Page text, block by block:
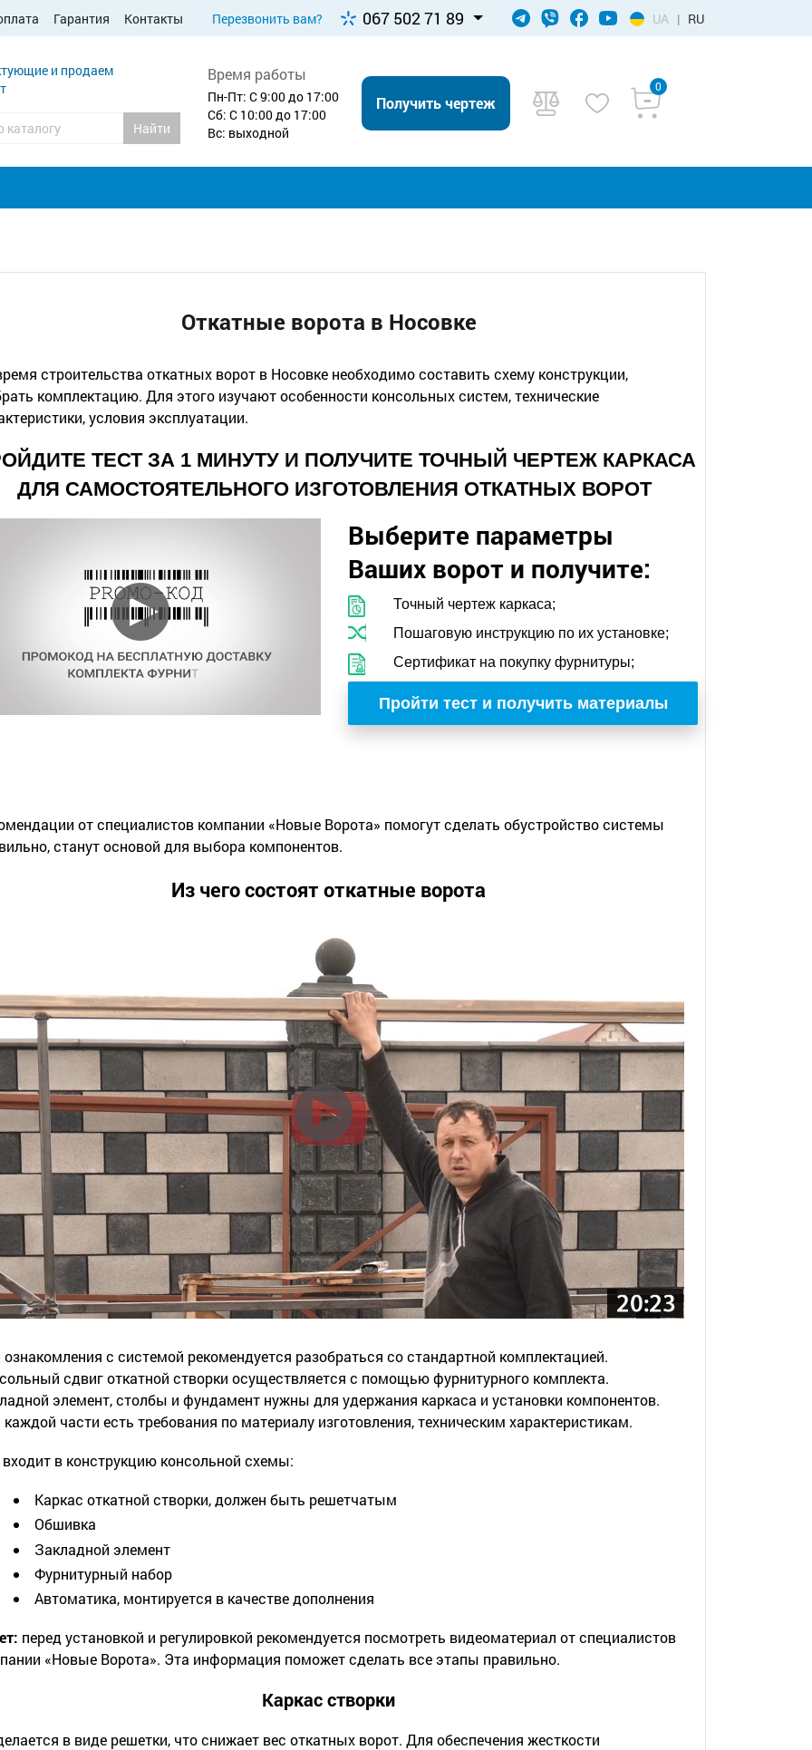
Гарантия Контакты Перезвонить вам? 067 502 71 89 UA | RU
и продаем
Найти
Время работы
Пн-Пт: С 9:00 до 17:00
Сб: С 10:00 до 17:00
Вс: выходной
Получить чертеж
0
Откатные ворота в Носовке
строительства откатных ворот в Носовке необходимо составить схему конструкции,
комплектацию. Для этого изучают особенности консольных систем, технические
условия эксплуатации.
ТЕСТ ЗА 1 МИНУТУ И ПОЛУЧИТЕ ТОЧНЫЙ ЧЕРТЕЖ КАРКАСА
ДЛЯ САМОСТОЯТЕЛЬНОГО ИЗГОТОВЛЕНИЯ ОТКАТНЫХ ВОРОТ
Выберите параметры
Ваших ворот и получите:
Точный чертеж каркаса;
Пошаговую инструкцию по их установке;
Сертификат на покупку фурнитуры;
Пройти тест и получить материалы
от специалистов компании «Новые Ворота» помогут сделать обустройство системы
станут основой для выбора компонентов.
Из чего состоят откатные ворота
с системой рекомендуется разобраться со стандартной комплектацией.
сдвиг откатной створки осуществляется с помощью фурнитурного комплекта.
элемент, столбы и фундамент нужны для удержания каркаса и установки компонентов.
части есть требования по материалу изготовления, техническим характеристикам.
в конструкцию консольной схемы:
Каркас откатной створки, должен быть решетчатым
Обшивка
Закладной элемент
Фурнитурный набор
Автоматика, монтируется в качестве дополнения
перед установкой и регулировкой рекомендуется посмотреть видеоматериал от специалистов
«Новые Ворота». Эта информация поможет сделать все этапы правильно.
Каркас створки
в виде решетки, что снижает вес откатных ворот. Для обеспечения жесткости